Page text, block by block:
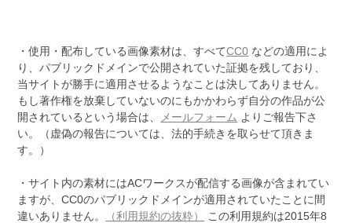
・使用・配布している画像素材は、すべてCC0 などの適用によ
り、パブリックドメインで公開されていた証拠を残しており、
当サイトが勝手に適用させるようなことは決してありません。
もし著作権を放棄していないのにもかかわらず自分の作品が公
開されているという場合は、
メールフォーム よりご報告下さ
い。（虚偽の報告については、法的手続きを取らせて頂きま
す。）
・サイト内の素材にはACワークスが配信する画像が含まれてい
ますが、CC0のパブリックドメインが適用されていたことに間
違いありません。
（利用規約の抜粋） この利用規約は2015年8